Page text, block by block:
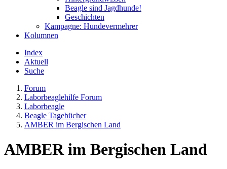
Beagle sind Jagdhunde!
Geschichten
Kampagne: Hundevermehrer
Kolumnen
Index
Aktuell
Suche
Forum
Laborbeaglehilfe Forum
Laborbeagle
Beagle Tagebücher
AMBER im Bergischen Land
AMBER im Bergischen Land